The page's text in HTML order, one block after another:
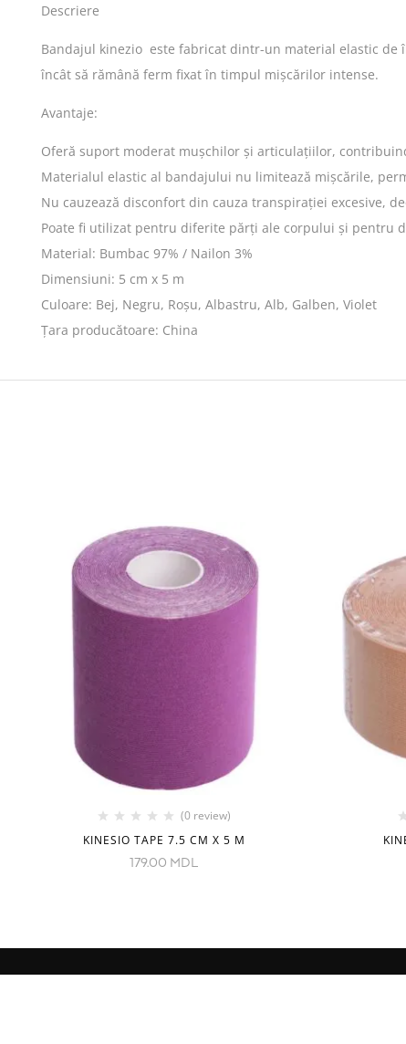
Descriere
Bandajul kinezio este fabricat dintr-un material elastic de
încât să rămână ferm fixat în timpul mișcărilor intense.
Avantaje:
Oferă suport moderat mușchilor și articulațiilor,
Materialul elastic al bandajului nu limitează mișcările,
Nu cauzează disconfort din cauza transpirației excesive,
Poate fi utilizat pentru diferite părți ale corpului și pentru
Material: Bumbac 97% / Nailon 3%
Dimensiuni: 5 cm x 5 m
Culoare: Bej, Negru, Roșu, Albastru, Alb, Galben, Violet
Țara producătoare: China
(0 review)
KINESIO TAPE 7.5 CM X 5 M
179.00 MDL